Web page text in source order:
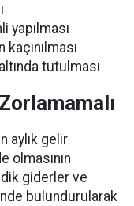
yapılması
tutulması
aylık gelir
olmasının
giderler ve
bulundurularak